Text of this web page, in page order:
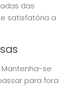
das
satisfatória a
se
para fora